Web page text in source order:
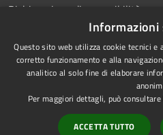
Dichiarazione di accessibilità
RSS
Accessibilità
Informazioni
Questo sito web utilizza cookie tecnici
corretto funzionamento e alla
analitico al solo fine di elaborare
Per maggiori dettagli, può
ACCETTA TUTTO